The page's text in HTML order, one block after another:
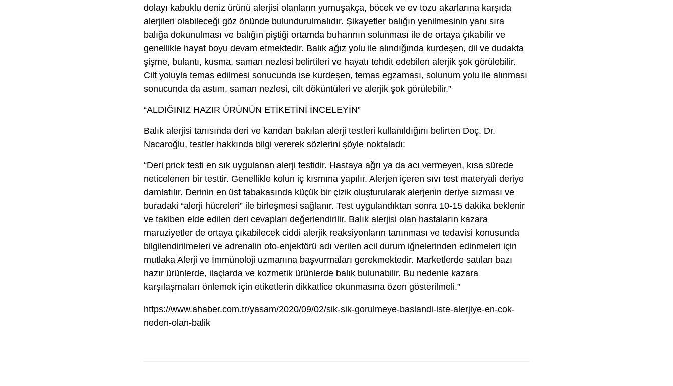
dolayı kabuklu deniz ürünü alerjisi olanların yumuşakça, böcek ve ev tozu akarlarına karşıda
alerjileri olabileceği göz önünde bulundurulmalıdır. Şikayetler balığın yenilmesinin yanı sıra
balığa dokunulması ve balığın piştiği ortamda buharının solunması ile de ortaya çıkabilir ve
genellikle hayat boyu devam etmektedir. Balık ağız yolu ile alındığında kurdeşen, dil ve dudakta
şişme, bulantı, kusma, saman nezlesi belirtileri ve hayatı tehdit edebilen alerjik şok görülebilir.
Cilt yoluyla temas edilmesi sonucunda ise kurdeşen, temas egzaması, solunum yolu ile alınması
sonucunda da astım, saman nezlesi, cilt döküntüleri ve alerjik şok görülebilir.”
“ALDIĞINIZ HAZIR ÜRÜNÜN ETİKETİNİ İNCELEYİN”
Balık alerjisi tanısında deri ve kandan bakılan alerji testleri kullanıldığını belirten Doç. Dr.
Nacaroğlu, testler hakkında bilgi vererek sözlerini şöyle noktaladı:
“Deri prick testi en sık uygulanan alerji testidir. Hastaya ağrı ya da acı vermeyen, kısa sürede
neticelenen bir testtir. Genellikle kolun iç kısmına yapılır. Alerjen içeren sıvı test materyali deriye
damlatılır. Derinin en üst tabakasında küçük bir çizik oluşturularak alerjenin deriye sızması ve
buradaki “alerji hücreleri” ile birleşmesi sağlanır. Test uygulandıktan sonra 10-15 dakika beklenir
ve takiben elde edilen deri cevapları değerlendirilir. Balık alerjisi olan hastaların kazara
maruziyetler de ortaya çıkabilecek ciddi alerjik reaksiyonların tanınması ve tedavisi konusunda
bilgilendirilmeleri ve adrenalin oto-enjektörü adı verilen acil durum iğnelerinden edinmeleri için
mutlaka Alerji ve İmmünoloji uzmanına başvurmaları gerekmektedir. Marketlerde satılan bazı
hazır ürünlerde, ilaçlarda ve kozmetik ürünlerde balık bulunabilir. Bu nedenle kazara
karşılaşmaları önlemek için etiketlerin dikkatlice okunmasına özen gösterilmeli.”
https://www.ahaber.com.tr/yasam/2020/09/02/sik-sik-gorulmeye-baslandi-iste-alerjiye-en-cok-
neden-olan-balik